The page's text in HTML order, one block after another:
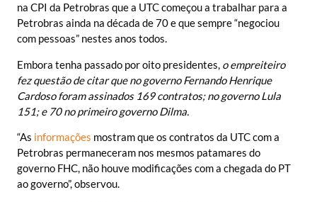
na CPI da Petrobras que a UTC começou a trabalhar para a
Petrobras ainda na década de 70 e que sempre “negociou
com pessoas” nestes anos todos.
Embora tenha passado por oito presidentes, o empreiteiro
fez questão de citar que no governo Fernando Henrique
Cardoso foram assinados 169 contratos; no governo Lula
151; e 70 no primeiro governo Dilma.
“As informações mostram que os contratos da UTC com a
Petrobras permaneceram nos mesmos patamares do
governo FHC, não houve modificações com a chegada do PT
ao governo”, observou.